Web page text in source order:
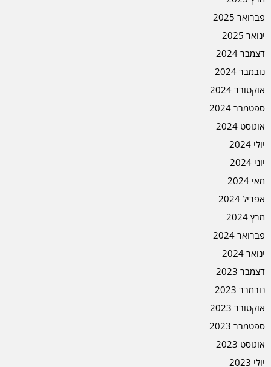
פברואר 2025
ינואר 2025
דצמבר 2024
נובמבר 2024
אוקטובר 2024
ספטמבר 2024
אוגוסט 2024
יולי 2024
יוני 2024
מאי 2024
אפריל 2024
מרץ 2024
פברואר 2024
ינואר 2024
דצמבר 2023
נובמבר 2023
אוקטובר 2023
ספטמבר 2023
אוגוסט 2023
יולי 2023